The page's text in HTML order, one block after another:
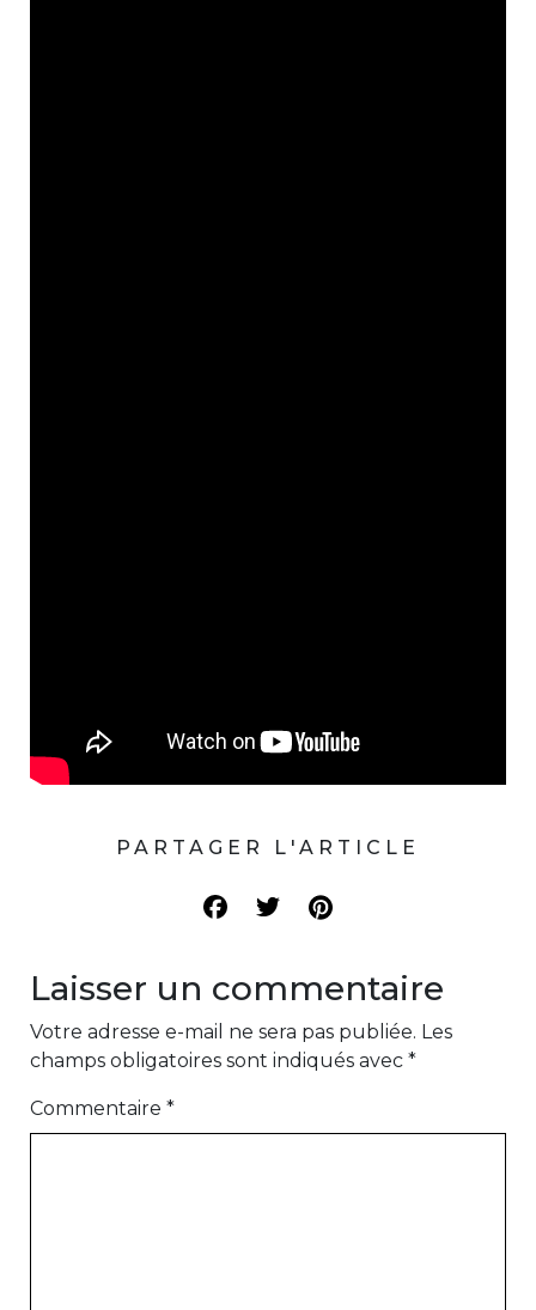
PARTAGER L'ARTICLE
Laisser un commentaire
Votre adresse e-mail ne sera pas publiée. Les
champs obligatoires sont indiqués avec *
Commentaire *